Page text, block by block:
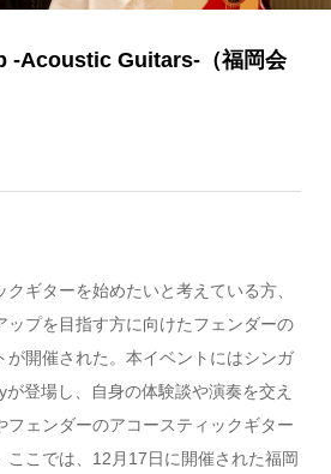
-Acoustic Guitars-（福岡会
ギターを始めたいと考えている方、
ップを目指す方に向けたフェンダーの
が開催された。本イベントにはシンガ
登場し、自身の体験談や演奏を交え
フェンダーのアコースティックギター
ここでは、12月17日に開催された福岡